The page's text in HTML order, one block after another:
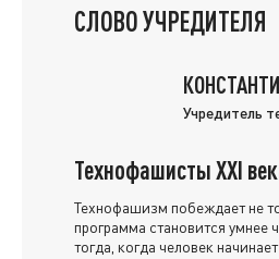
СЛОВО УЧРЕДИТЕЛЯ
Учредитель
Технофашисты XXI
Технофашизм побеждает не
программа становится умнее
тогда, когда человек